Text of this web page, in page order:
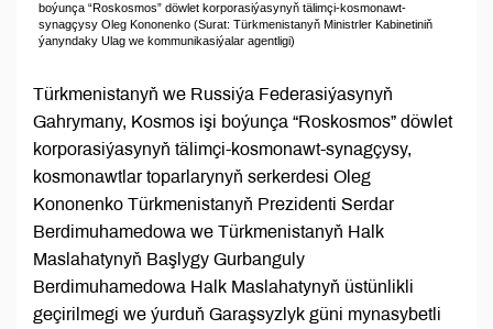
boýunça “Roskosmos” döwlet korporasiýasynyň tälimçi-kosmonawt-
synagçysy Oleg Kononenko (Surat: Türkmenistanyň Ministrler Kabinetiniň
ýanyndaky Ulag we kommunikasiýalar agentligi)
Türkmenistanyň we Russiýa Federasiýasynyň
Gahrymany, Kosmos işi boýunça “Roskosmos” döwlet
korporasiýasynyň tälimçi-kosmonawt-synagçysy,
kosmonawtlar toparlarynyň serkerdesi Oleg
Kononenko Türkmenistanyň Prezidenti Serdar
Berdimuhamedowa we Türkmenistanyň Halk
Maslahatynyň Başlygy Gurbanguly
Berdimuhamedowa Halk Maslahatynyň üstünlikli
geçirilmegi we ýurduň Garaşsyzlyk güni mynasybetli